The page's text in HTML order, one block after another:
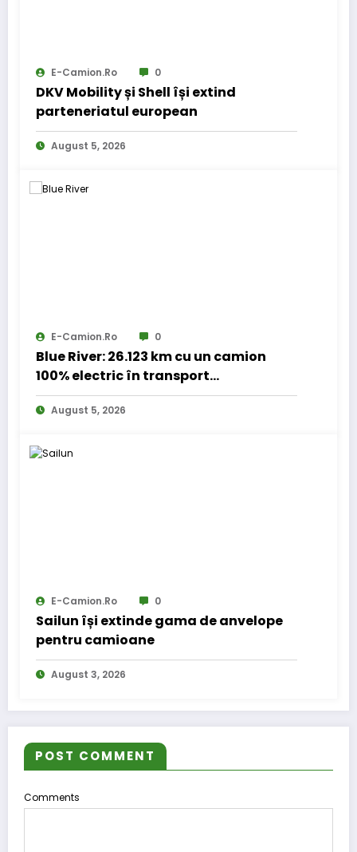
E-Camion.ro 0
DKV Mobility și Shell își extind
parteneriatul european
August 5, 2026
E-Camion.ro 0
Blue River: 26.123 km cu un camion
100% electric în transport
internațional
August 5, 2026
E-Camion.ro 0
Sailun își extinde gama de anvelope
pentru camioane
August 3, 2026
POST COMMENT
Comments